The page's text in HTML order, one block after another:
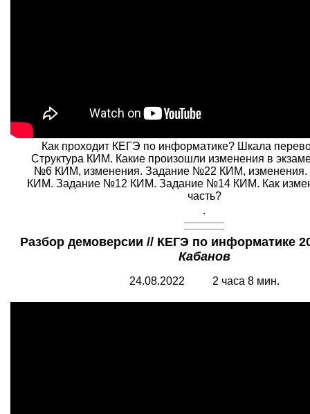
Как проходит КЕГЭ по информатике? Шкала
Структура КИМ. Какие произошли изменения в
№6 КИМ, изменения. Задание №22 КИМ,
КИМ. Задание №12 КИМ. Задание №14 КИМ. Как
часть?
.
Разбор демоверсии // КЕГЭ по информатике
Кабанов
24.08.2022 2 часа 8 мин.